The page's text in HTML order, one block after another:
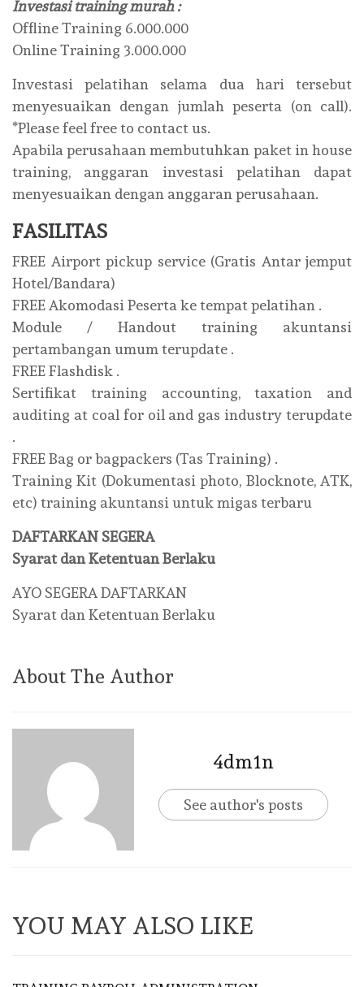
Investasi training murah :
Offline Training 6.000.000
Online Training 3.000.000
Investasi pelatihan selama dua hari tersebut
menyesuaikan dengan jumlah peserta (on call).
*Please feel free to contact us.
Apabila perusahaan membutuhkan paket in house
training, anggaran investasi pelatihan dapat
menyesuaikan dengan anggaran perusahaan.
FASILITAS
FREE Airport pickup service (Gratis Antar jemput
Hotel/Bandara)
FREE Akomodasi Peserta ke tempat pelatihan .
Module / Handout training akuntansi
pertambangan umum terupdate .
FREE Flashdisk .
Sertifikat training accounting, taxation and
auditing at coal for oil and gas industry terupdate
.
FREE Bag or bagpackers (Tas Training) .
Training Kit (Dokumentasi photo, Blocknote, ATK,
etc) training akuntansi untuk migas terbaru
DAFTARKAN SEGERA
Syarat dan Ketentuan Berlaku
AYO SEGERA DAFTARKAN
Syarat dan Ketentuan Berlaku
About The Author
4dm1n
See author's posts
YOU MAY ALSO LIKE